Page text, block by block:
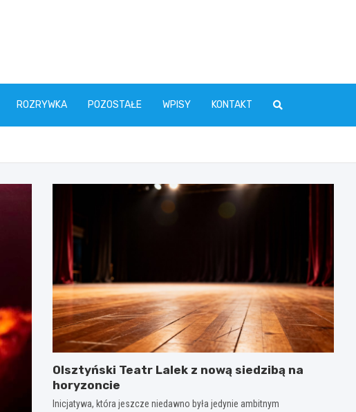
ROZRYWKA POZOSTAŁE WPISY KONTAKT
Olsztyński Teatr Lalek z nową siedzibą na
horyzoncie
Inicjatywa, która jeszcze niedawno była jedynie ambitnym